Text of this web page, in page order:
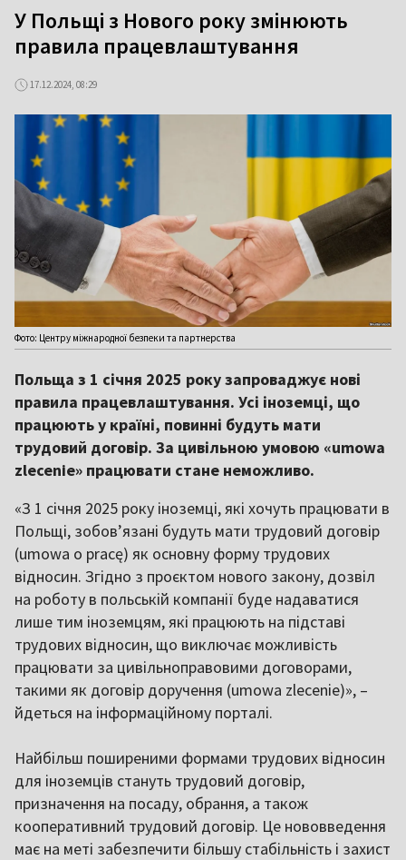
У Польщі з Нового року змінюють
правила працевлаштування
17.12.2024, 08:29
Фото: Центру міжнародної безпеки та партнерства
Польща з 1 січня 2025 року запроваджує нові
правила працевлаштування. Усі іноземці, що
працюють у країні, повинні будуть мати
трудовий договір. За цивільною умовою «umowa
zlecenie» працювати стане неможливо.
«З 1 січня 2025 року іноземці, які хочуть працювати в
Польщі, зобов’язані будуть мати трудовий договір
(umowa o pracę) як основну форму трудових
відносин. Згідно з проєктом нового закону, дозвіл
на роботу в польській компанії буде надаватися
лише тим іноземцям, які працюють на підставі
трудових відносин, що виключає можливість
працювати за цивільноправовими договорами,
такими як договір доручення (umowa zlecenie)», –
йдеться на інформаційному порталі.
Найбільш поширеними формами трудових відносин
для іноземців стануть трудовий договір,
призначення на посаду, обрання, а також
кооперативний трудовий договір. Це нововведення
має на меті забезпечити більшу стабільність і захист